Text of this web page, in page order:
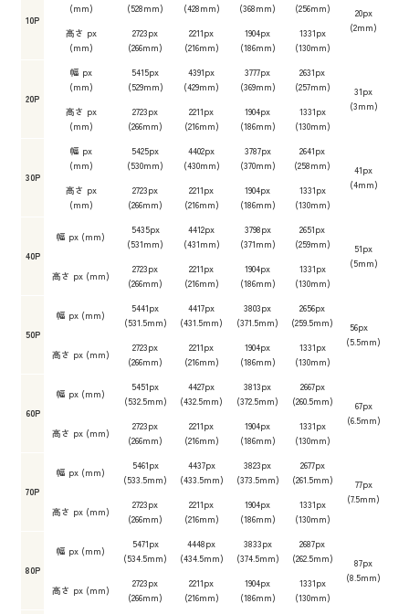
10P
(mm) (528mm) (428mm) (368mm) (256mm)
20px
(2mm)
高さ px
(mm)
2723px
(266mm)
2211px
(216mm)
1904px
(186mm)
1331px
(130mm)
20P
幅 px
(mm)
5415px
(529mm)
4391px
(429mm)
3777px
(369mm)
2631px
(257mm)
31px
(3mm)
高さ px
(mm)
2723px
(266mm)
2211px
(216mm)
1904px
(186mm)
1331px
(130mm)
30P
幅 px
(mm)
5425px
(530mm)
4402px
(430mm)
3787px
(370mm)
2641px
(258mm)
41px
(4mm)
高さ px
(mm)
2723px
(266mm)
2211px
(216mm)
1904px
(186mm)
1331px
(130mm)
40P
幅 px (mm)
5435px
(531mm)
4412px
(431mm)
3798px
(371mm)
2651px
(259mm)
51px
(5mm)
高さ px (mm)
2723px
(266mm)
2211px
(216mm)
1904px
(186mm)
1331px
(130mm)
50P
幅 px (mm)
5441px
(531.5mm)
4417px
(431.5mm)
3803px
(371.5mm)
2656px
(259.5mm)
56px
(5.5mm)
高さ px (mm)
2723px
(266mm)
2211px
(216mm)
1904px
(186mm)
1331px
(130mm)
60P
幅 px (mm)
5451px
(532.5mm)
4427px
(432.5mm)
3813px
(372.5mm)
2667px
(260.5mm)
67px
(6.5mm)
高さ px (mm)
2723px
(266mm)
2211px
(216mm)
1904px
(186mm)
1331px
(130mm)
70P
幅 px (mm)
5461px
(533.5mm)
4437px
(433.5mm)
3823px
(373.5mm)
2677px
(261.5mm)
77px
(7.5mm)
高さ px (mm)
2723px
(266mm)
2211px
(216mm)
1904px
(186mm)
1331px
(130mm)
80P
幅 px (mm)
5471px
(534.5mm)
4448px
(434.5mm)
3833px
(374.5mm)
2687px
(262.5mm)
87px
(8.5mm)
高さ px (mm)
2723px
(266mm)
2211px
(216mm)
1904px
(186mm)
1331px
(130mm)